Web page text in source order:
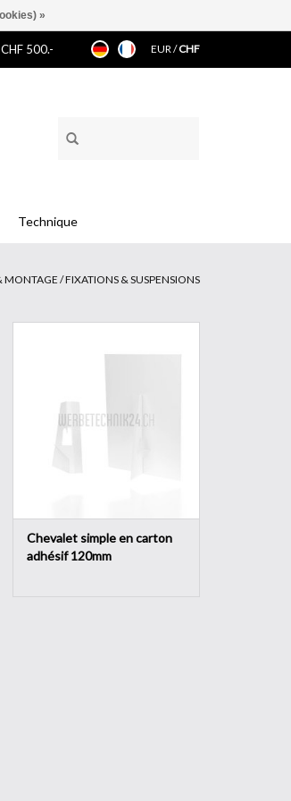
500.- EUR/CHF
Technique
MONTAGE/FIXATIONS & SUSPENSIONS
AJOUTER AU PANIER
Chevalet simple en carton
adhésif 120mm
»